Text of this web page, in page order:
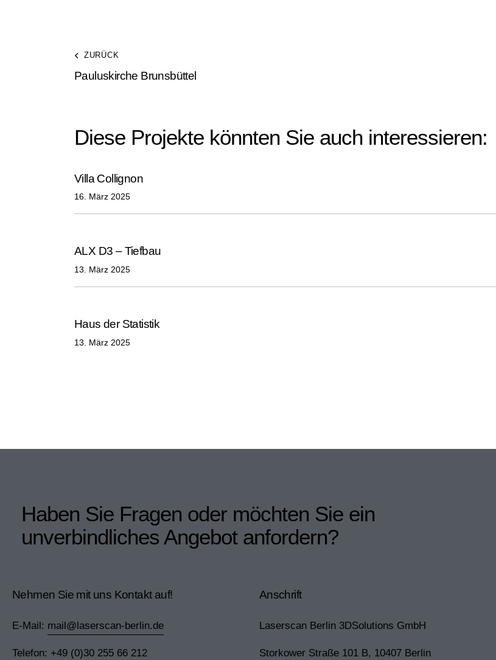
ZURÜCK
Pauluskirche Brunsbüttel
Diese Projekte könnten Sie auch interessieren:
Villa Collignon
16. März 2025
ALX D3 – Tiefbau
13. März 2025
Haus der Statistik
13. März 2025
Haben Sie Fragen oder möchten Sie ein
unverbindliches Angebot anfordern?
Nehmen Sie mit uns Kontakt auf!
E-Mail: mail@laserscan-berlin.de
Telefon: +49 (0)30 255 66 212
Anschrift
Laserscan Berlin 3DSolutions GmbH
Storkower Straße 101 B, 10407 Berlin